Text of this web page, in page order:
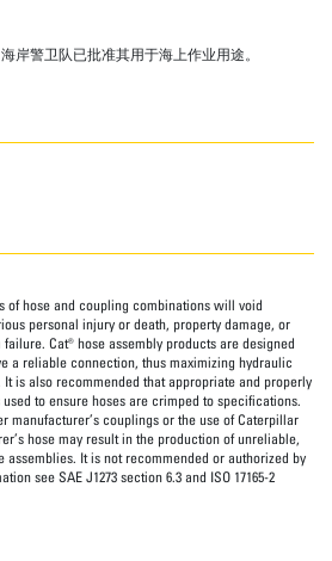
岸警卫队已批准其用于海上作业用途。
of hose and coupling combinations will void
personal injury or death, property damage, or
Cat® hose assembly products are designed
a reliable connection, thus maximizing hydraulic
is also recommended that appropriate and properly
to ensure hoses are crimped to specifications.
manufacturer’s couplings or the use of Caterpillar
hose may result in the production of unreliable,
assemblies. It is not recommended or authorized by
see SAE J1273 section 6.3 and ISO 17165-2